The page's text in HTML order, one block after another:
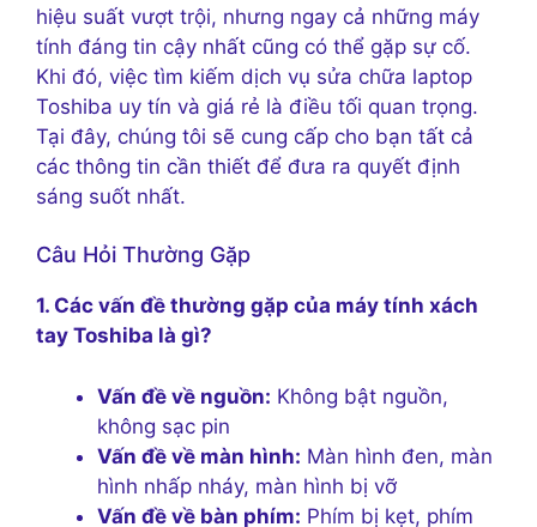
hiệu suất vượt trội, nhưng ngay cả những máy
tính đáng tin cậy nhất cũng có thể gặp sự cố.
Khi đó, việc tìm kiếm dịch vụ sửa chữa laptop
Toshiba uy tín và giá rẻ là điều tối quan trọng.
Tại đây, chúng tôi sẽ cung cấp cho bạn tất cả
các thông tin cần thiết để đưa ra quyết định
sáng suốt nhất.
Câu Hỏi Thường Gặp
1. Các vấn đề thường gặp của máy tính xách
tay Toshiba là gì?
Vấn đề về nguồn: Không bật nguồn,
không sạc pin
Vấn đề về màn hình: Màn hình đen, màn
hình nhấp nháy, màn hình bị vỡ
Vấn đề về bàn phím: Phím bị kẹt, phím